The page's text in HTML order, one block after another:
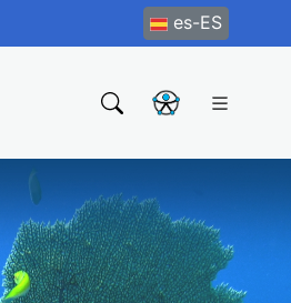
es-ES